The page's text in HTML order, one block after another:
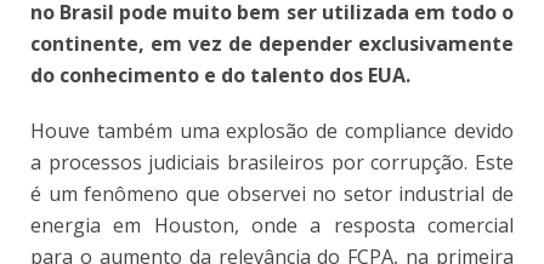
no Brasil pode muito bem ser utilizada em todo o
continente, em vez de depender exclusivamente
do conhecimento e do talento dos EUA.
Houve também uma explosão de compliance devido
a processos judiciais brasileiros por corrupção. Este
é um fenômeno que observei no setor industrial de
energia em Houston, onde a resposta comercial
para o aumento da relevância do FCPA, na primeira